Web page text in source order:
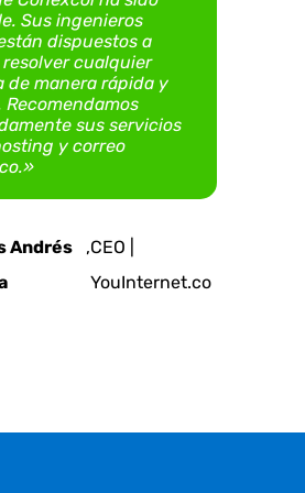
Sus ingenieros
dispuestos a
cualquier
de manera rápida y
sus servicios
y correo
Andrés
,CEO |
YouInternet.co
| Fundación
Colombia -
E.
,Gerente | Argus
Ingeniería
,Gerente |
VirtualImpact.digital
Mora Digital S.A.S.
sido una
grata, confiable y
,Representante Legal